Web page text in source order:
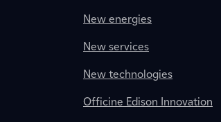
New energies
New services
New technologies
Officine Edison Innovation